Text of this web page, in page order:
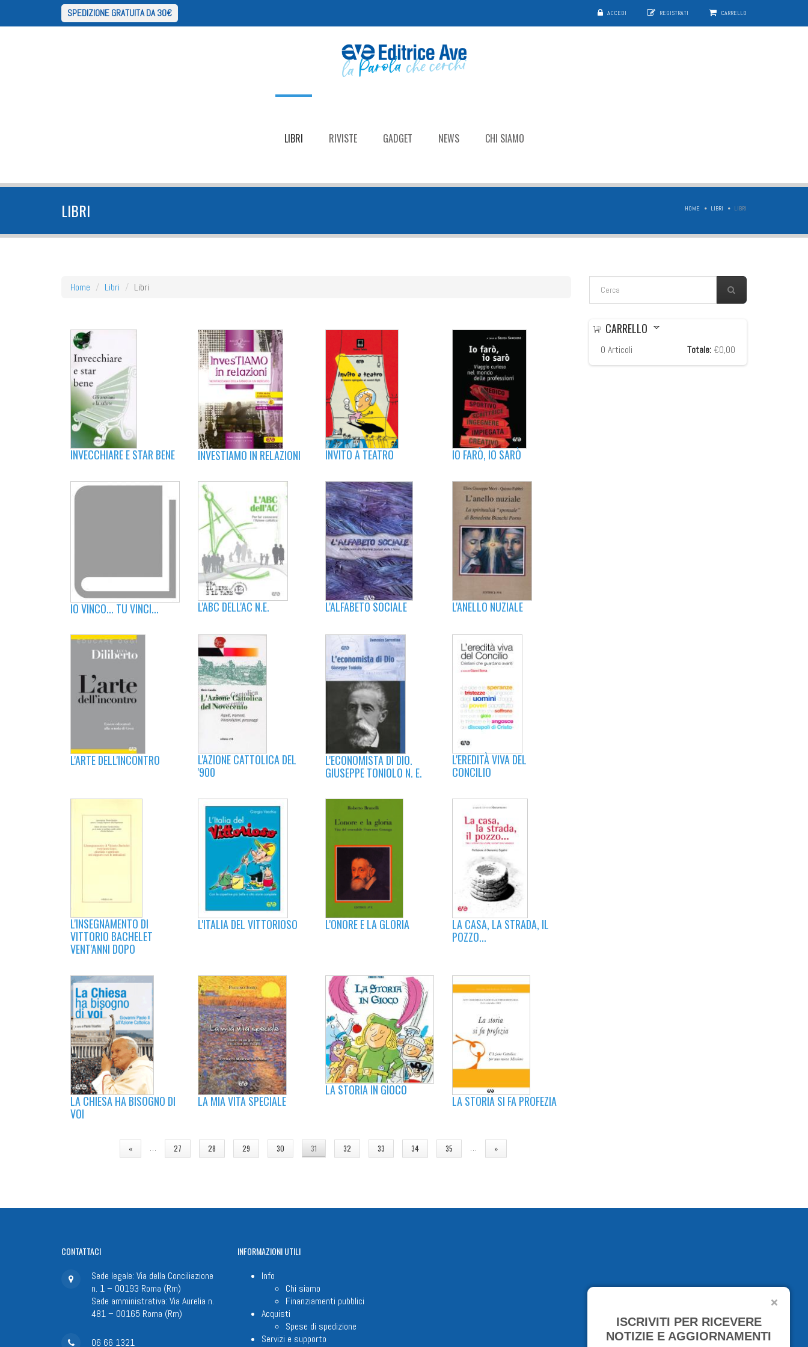
SPEDIZIONE GRATUITA DA 30€ ACCEDI REGISTRATI CARRELLO
LIBRI RIVISTE GADGET NEWS CHI SIAMO
LIBRI HOME LIBRI LIBRI
Home Libri Libri FORM DI RICERCA
INVECCHIARE E STAR BENE INVESTIAMO IN RELAZIONI INVITO A TEATRO IO FARÒ, IO SARÒ
IO VINCO... TU VINCI... L'ABC DELL'AC N.E. L'ALFABETO SOCIALE L'ANELLO NUZIALE
L'ARTE DELL'INCONTRO
L'AZIONE CATTOLICA DEL
'900
L'ECONOMISTA DI DIO.
GIUSEPPE TONIOLO N. E.
L'EREDITÀ VIVA DEL
CONCILIO
L'INSEGNAMENTO DI
VITTORIO BACHELET
VENT'ANNI DOPO
L'ITALIA DEL VITTORIOSO L'ONORE E LA GLORIA
LA CASA, LA STRADA, IL
POZZO...
LA CHIESA HA BISOGNO DI
VOI
LA MIA VITA SPECIALE
LA STORIA IN GIOCO
LA STORIA SI FA PROFEZIA
« … 27 28 29 30 31 32 33 34 35 … »
CARRELLO
0 Articoli Totale: €0,00
CONTATTACI
Sede legale: Via della Conciliazione
n. 1 – 00193 Roma (Rm)
Sede amministrativa: Via Aurelia n.
481 – 00165 Roma (Rm)
06 66 1321
INFORMAZIONIUTILI
Info
Chi siamo
Finanziamenti pubblici
Acquisti
Spese di spedizione
Servizi e supporto
ISCRIVITI PER RICEVERE
NOTIZIE E AGGIORNAMENTI